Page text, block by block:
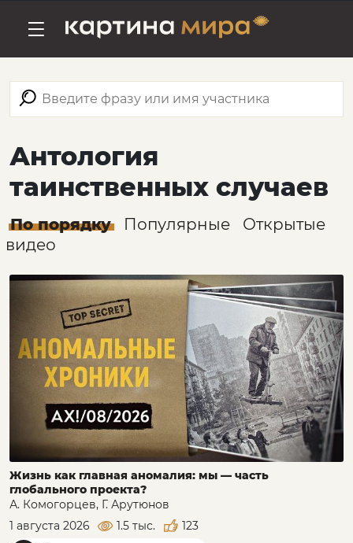
Антология
таинственных случаев
По порядку Популярные
Открытые
видео
Жизнь как главная аномалия: мы — часть
глобального проекта?
А. Комогорцев, Г. Арутюнов
1 августа 2026
1.5 тыс.
123